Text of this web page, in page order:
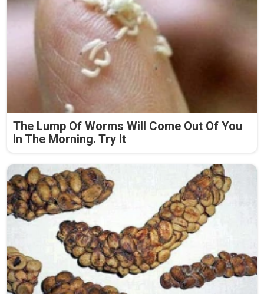
The Lump Of Worms Will Come Out Of You
In The Morning. Try It